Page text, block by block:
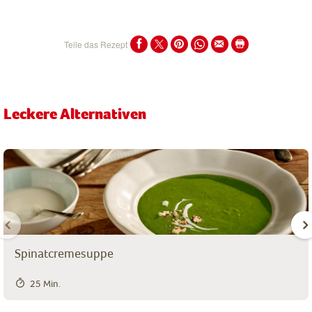
Teile das Rezept
Leckere Alternativen
Spinatcremesuppe
25 Min.